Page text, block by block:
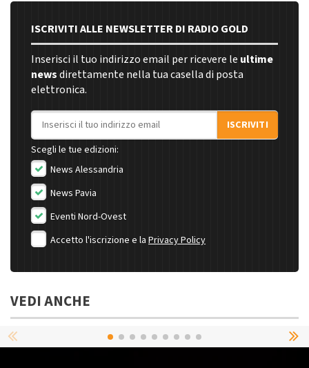
ISCRIVITI ALLE NEWSLETTER DI RADIO GOLD
Inserisci il tuo indirizzo email per ricevere le ultime
newsdirettamente nella tua casella di posta
elettronica.
Indirizzo email
ISCRIVITI
Scegli le tue edizioni:
News Alessandria
News Pavia
Eventi Nord-Ovest
Accetto l'iscrizione e la Privacy Policy
VEDI ANCHE